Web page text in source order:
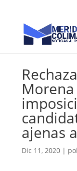
ajenas
Dic 11, 2020|